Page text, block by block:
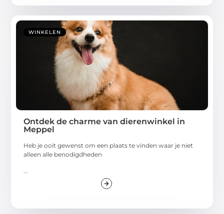
WINKELEN
Ontdek de charme van dierenwinkel in
Meppel
Heb je ooit gewenst om een plaats te vinden waar je niet
alleen alle benodigdheden